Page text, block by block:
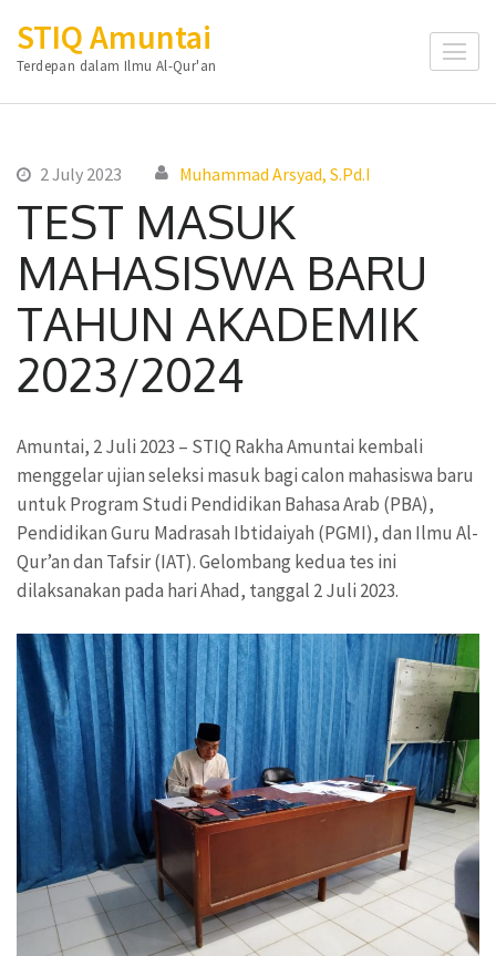
content
(Press
STIQ Amuntai
Terdepan dalam Ilmu Al-Qur'an
2 July 2023 Muhammad Arsyad, S.Pd.I
TEST MASUK
MAHASISWA BARU
TAHUN AKADEMIK
2023/2024
Amuntai, 2 Juli 2023 – STIQ Rakha Amuntai kembali
menggelar ujian seleksi masuk bagi calon mahasiswa baru
untuk Program Studi Pendidikan Bahasa Arab (PBA),
Pendidikan Guru Madrasah Ibtidaiyah (PGMI), dan Ilmu Al-
Qur’an dan Tafsir (IAT). Gelombang kedua tes ini
dilaksanakan pada hari Ahad, tanggal 2 Juli 2023.